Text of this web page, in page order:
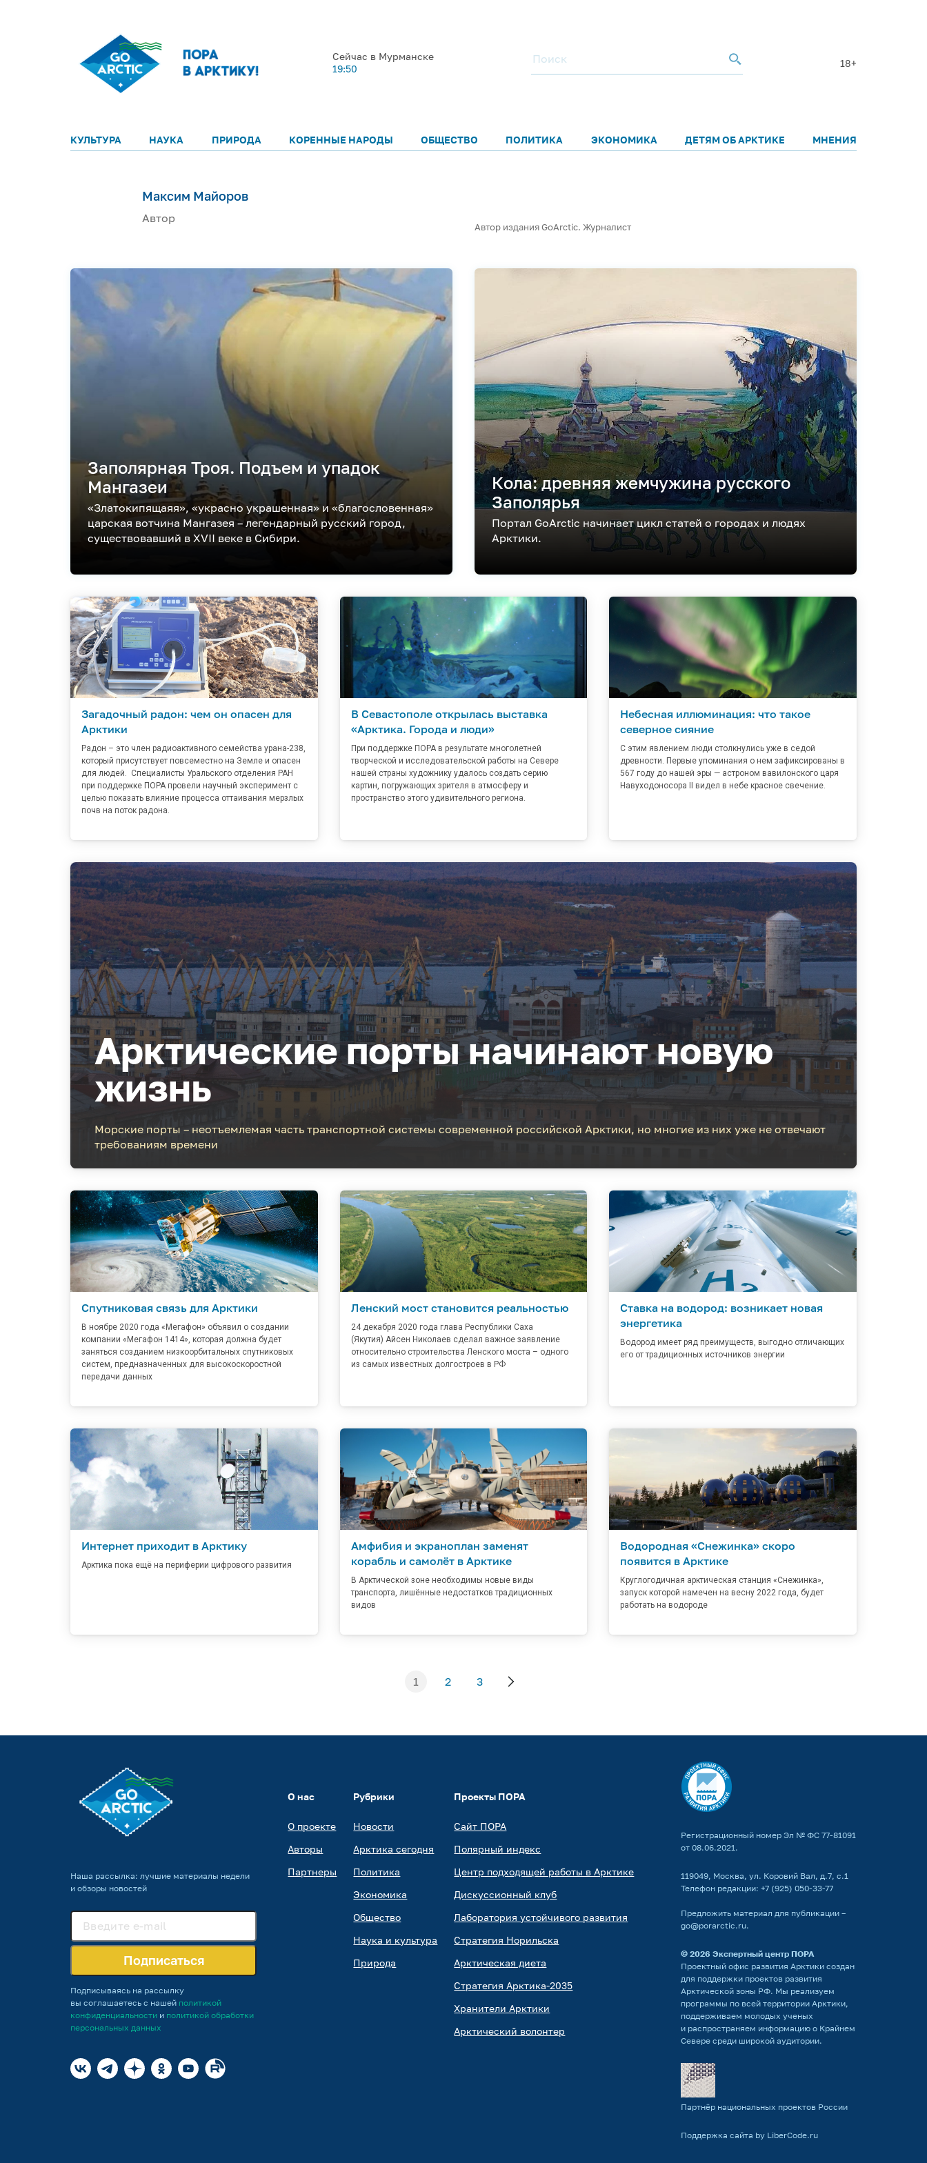
Сейчас в Мурманске
19:50
18+
КУЛЬТУРА НАУКА ПРИРОДА КОРЕННЫЕ НАРОДЫ ОБЩЕСТВО ПОЛИТИКА ЭКОНОМИКА ДЕТЯМ ОБ АРКТИКЕ МНЕНИЯ
Максим Майоров
Автор
Автор издания GoArctic. Журналист
Заполярная Троя. Подъем и упадок
Мангазеи
«Златокипящаяя», «украсно украшенная» и «благословенная»
царская вотчина Мангазея – легендарный русский город,
существовавший в XVII веке в Сибири.
Кола: древняя жемчужина русского
Заполярья
Портал GоArctic начинает цикл статей о городах и людях
Арктики.
Загадочный радон: чем он опасен для
Арктики
Радон – это член радиоактивного семейства урана-238,
который присутствует повсеместно на Земле и опасен
для людей. Специалисты Уральского отделения РАН
при поддержке ПОРА провели научный эксперимент с
целью показать влияние процесса оттаивания мерзлых
почв на поток радона.
В Севастополе открылась выставка
«Арктика. Города и люди»
При поддержке ПОРА в результате многолетней
творческой и исследовательской работы на Севере
нашей страны художнику удалось создать серию
картин, погружающих зрителя в атмосферу и
пространство этого удивительного региона.
Небесная иллюминация: что такое
северное сияние
С этим явлением люди столкнулись уже в седой
древности. Первые упоминания о нем зафиксированы в
567 году до нашей эры — астроном вавилонского царя
Навуходоносора II видел в небе красное свечение.
Арктические порты начинают новую
жизнь
Морские порты – неотъемлемая часть транспортной системы современной российской Арктики, но многие из них уже не отвечают
требованиям времени
Спутниковая связь для Арктики
В ноябре 2020 года «Мегафон» объявил о создании
компании «Мегафон 1414», которая должна будет
заняться созданием низкоорбитальных спутниковых
систем, предназначенных для высокоскоростной
передачи данных
Ленский мост становится реальностью
24 декабря 2020 года глава Республики Саха
(Якутия) Айсен Николаев сделал важное заявление
относительно строительства Ленского моста – одного
из самых известных долгостроев в РФ
Ставка на водород: возникает новая
энергетика
Водород имеет ряд преимуществ, выгодно отличающих
его от традиционных источников энергии
Интернет приходит в Арктику
Арктика пока ещё на периферии цифрового развития
Амфибия и экраноплан заменят
корабль и самолёт в Арктике
В Арктической зоне необходимы новые виды
транспорта, лишённые недостатков традиционных
видов
Водородная «Снежинка» скоро
появится в Арктике
Круглогодичная арктическая станция «Снежинка»,
запуск которой намечен на весну 2022 года, будет
работать на водороде
1 2 3
Наша рассылка: лучшие материалы недели
и обзоры новостей
Подписаться
Подписываясь на рассылку
вы соглашаетесь с нашей политикой
конфиденциальности и политикой обработки
персональных данных
О нас
О проекте
Авторы
Партнеры
Рубрики
Новости
Арктика сегодня
Политика
Экономика
Общество
Наука и культура
Природа
Проекты ПОРА
Сайт ПОРА
Полярный индекс
Центр подходящей работы в Арктике
Дискуссионный клуб
Лаборатория устойчивого развития
Стратегия Норильска
Арктическая диета
Стратегия Арктика-2035
Хранители Арктики
Арктический волонтер
Регистрационный номер Эл № ФС 77-81091
от 08.06.2021.
119049, Москва, ул. Коровий Вал, д.7, с.1
Телефон редакции: +7 (925) 050-33-77
Предложить материал для публикации –
go@porarctic.ru.
© 2026 Экспертный центр ПОРА
Проектный офис развития Арктики создан
для поддержки проектов развития
Арктической зоны РФ. Мы реализуем
программы по всей территории Арктики,
поддерживаем молодых ученых
и распространяем информацию о Крайнем
Севере среди широкой аудитории.
Партнёр национальных проектов России
Поддержка сайта by LiberCode.ru